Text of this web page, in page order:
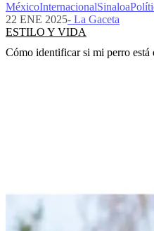
MéxicoInternacionalSinaloa
22 ENE 2025- La Gaceta
ESTILO Y VIDA
Cómo identificar si mi perro está